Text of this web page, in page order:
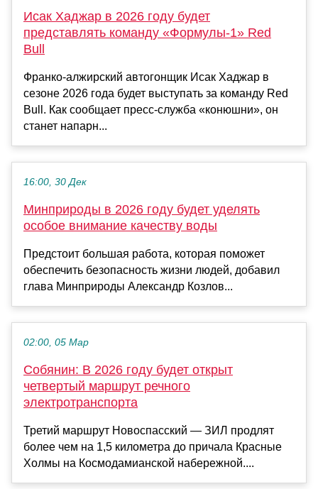
Исак Хаджар в 2026 году будет
представлять команду «Формулы-1» Red
Bull
Франко-алжирский автогонщик Исак Хаджар в
сезоне 2026 года будет выступать за команду Red
Bull. Как сообщает пресс-служба «конюшни», он
станет напарн...
16:00, 30 Дек
Минприроды в 2026 году будет уделять
особое внимание качеству воды
Предстоит большая работа, которая поможет
обеспечить безопасность жизни людей, добавил
глава Минприроды Александр Козлов...
02:00, 05 Мар
Собянин: В 2026 году будет открыт
четвертый маршрут речного
электротранспорта
Третий маршрут Новоспасский — ЗИЛ продлят
более чем на 1,5 километра до причала Красные
Холмы на Космодамианской набережной....